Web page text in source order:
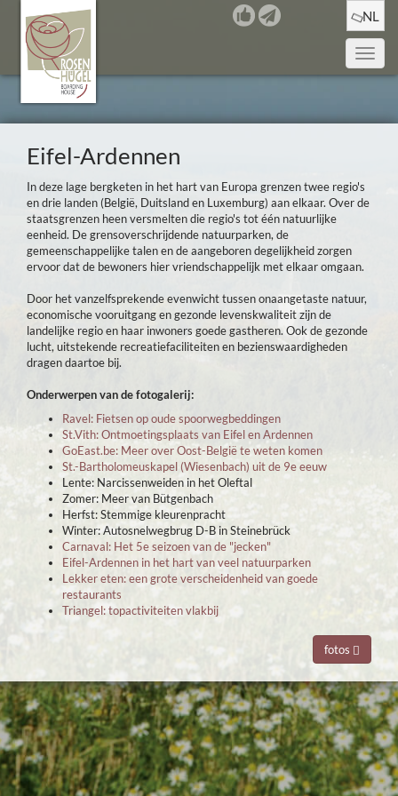
NL
Toggle
Eifel-Ardennen
In deze lage bergketen in het hart van Europa grenzen twee regio's
en drie landen (België, Duitsland en Luxemburg) aan elkaar. Over de
staatsgrenzen heen versmelten die regio's tot één natuurlijke
eenheid. De grensoverschrijdende natuurparken, de
gemeenschappelijke talen en de aangeboren degelijkheid zorgen
ervoor dat de bewoners hier vriendschappelijk met elkaar omgaan.
Door het vanzelfsprekende evenwicht tussen onaangetaste natuur,
economische vooruitgang en gezonde levenskwaliteit zijn de
landelijke regio en haar inwoners goede gastheren. Ook de gezonde
lucht, uitstekende recreatiefaciliteiten en bezienswaardigheden
dragen daartoe bij.
Onderwerpen van de fotogalerij:
Ravel: Fietsen op oude spoorwegbeddingen
St.Vith:Ontmoetingsplaats van Eifel en Ardennen
GoEast.be: Meer over Oost-België te weten komen
St.-Bartholomeuskapel (Wiesenbach) uit de 9e eeuw
Lente: Narcissenweiden in het Oleftal
Zomer: Meer van Bütgenbach
Herfst: Stemmige kleurenpracht
Winter: Autosnelwegbrug D-B in Steinebrück
Carnaval: Het 5eseizoen van de "jecken"
Eifel-Ardennen in het hart van veel natuurparken
Lekker eten: een grote verscheidenheid van goede
restaurants
Triangel:topactiviteiten vlakbij
fotos